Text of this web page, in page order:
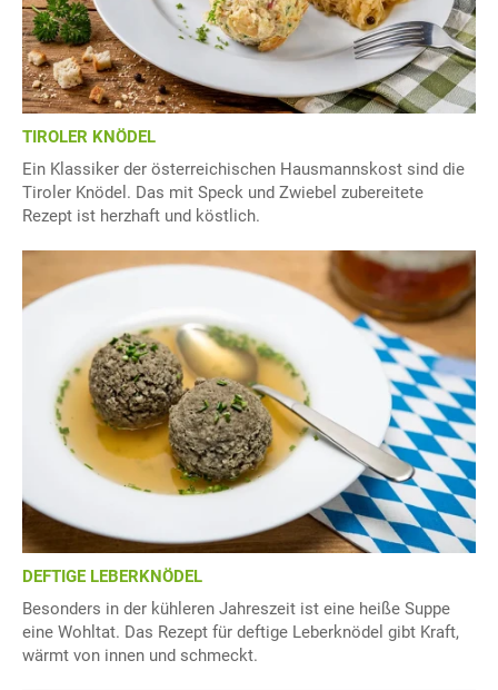
TIROLER KNÖDEL
Ein Klassiker der österreichischen Hausmannskost sind die
Tiroler Knödel. Das mit Speck und Zwiebel zubereitete
Rezept ist herzhaft und köstlich.
DEFTIGE LEBERKNÖDEL
Besonders in der kühleren Jahreszeit ist eine heiße Suppe
eine Wohltat. Das Rezept für deftige Leberknödel gibt Kraft,
wärmt von innen und schmeckt.